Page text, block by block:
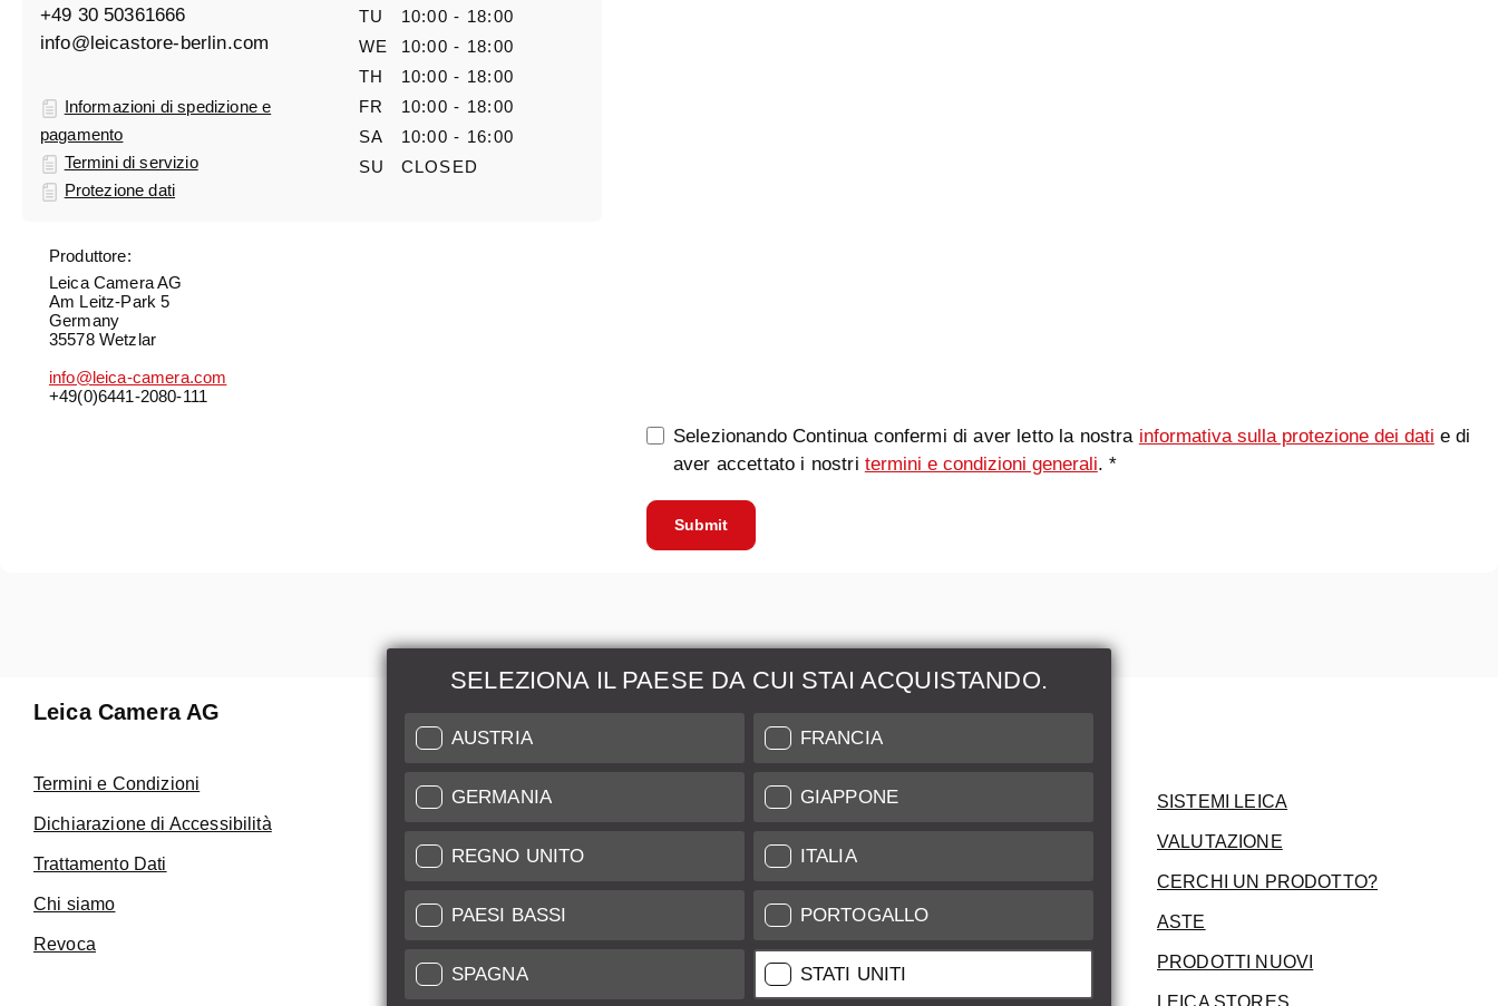
+49 30 50361666
info@leicastore-berlin.com
Informazioni di spedizione e
pagamento
Termini di servizio
Protezione dati
TU
10:00 - 18:00
WE
10:00 - 18:00
TH
10:00 - 18:00
FR
10:00 - 18:00
SA
10:00 - 16:00
SU
CLOSED
Produttore:
Leica Camera AG
Am Leitz-Park 5
Germany
35578 Wetzlar
info@leica-camera.com
+49(0)6441-2080-111
Selezionando Continua confermi di aver letto la nostra informativa sulla protezione dei dati e di
aver accettato i nostri termini e condizioni generali. *
Submit
SELEZIONA IL PAESE DA CUI STAI ACQUISTANDO.
AUSTRIA FRANCIA
GERMANIA GIAPPONE
REGNO UNITO ITALIA
PAESI BASSI PORTOGALLO
SPAGNA STATI UNITI
Leica Camera AG
Termini e Condizioni
Dichiarazione di Accessibilità
Trattamento Dati
Chi siamo
Revoca
Manutenzione &
Riparazione
Fai uso del nostro Leica Customer
Care
Assistenza Clienti
Service Certificate
Maggiori Informazioni
Indice di Conservazione
Spedizione e Pagamenti
Garanzia
Trattamento Dati
Newsletter
SISTEMI LEICA
VALUTAZIONE
CERCHI UN PRODOTTO?
ASTE
PRODOTTI NUOVI